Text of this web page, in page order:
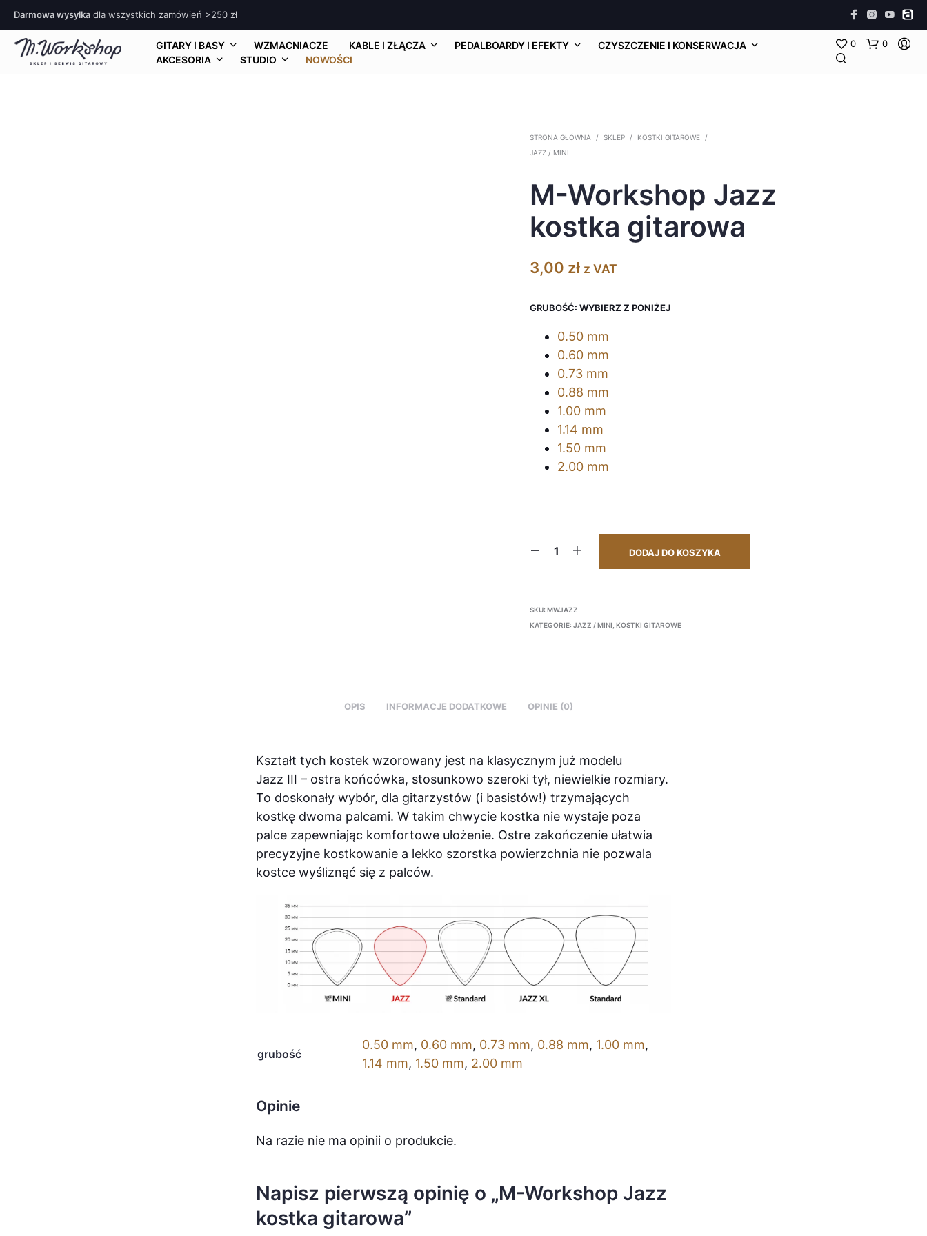
Darmowa wysyłka dla wszystkich zamówień >250 zł
GITARY I BASY WZMACNIACZE KABLE I ZŁĄCZA PEDALBOARDY I EFEKTY
CZYSZCZENIE I KONSERWACJA
AKCESORIA
STUDIO NOWOŚCI
0 0
STRONA GŁÓWNA / SKLEP / KOSTKI GITAROWE
/
JAZZ / MINI
M-Workshop Jazz
kostka gitarowa
3,00 zł z VAT
GRUBOŚĆ: WYBIERZ Z PONIŻEJ
0.50 mm
0.60 mm
0.73 mm
0.88 mm
1.00 mm
1.14 mm
1.50 mm
2.00 mm
DODAJ DO KOSZYKA
SKU:MWJAZZ
KATEGORIE:JAZZ / MINI ,KOSTKI GITAROWE
OPIS INFORMACJE DODATKOWE OPINIE (0)
Kształt tych kostek wzorowany jest na klasycznym już modelu
Jazz III – ostra końcówka, stosunkowo szeroki tył, niewielkie rozmiary.
To doskonały wybór, dla gitarzystów (i basistów!) trzymających
kostkę dwoma palcami. W takim chwycie kostka nie wystaje poza
palce zapewniając komfortowe ułożenie. Ostre zakończenie ułatwia
precyzyjne kostkowanie a lekko szorstka powierzchnia nie pozwala
kostce wyśliznąć się z palców.
grubość
0.50 mm, 0.60 mm, 0.73 mm, 0.88 mm, 1.00 mm,
1.14 mm, 1.50 mm, 2.00 mm
Opinie
Na razie nie ma opinii o produkcie.
Napisz pierwszą opinię o „M-Workshop Jazz
kostka gitarowa”